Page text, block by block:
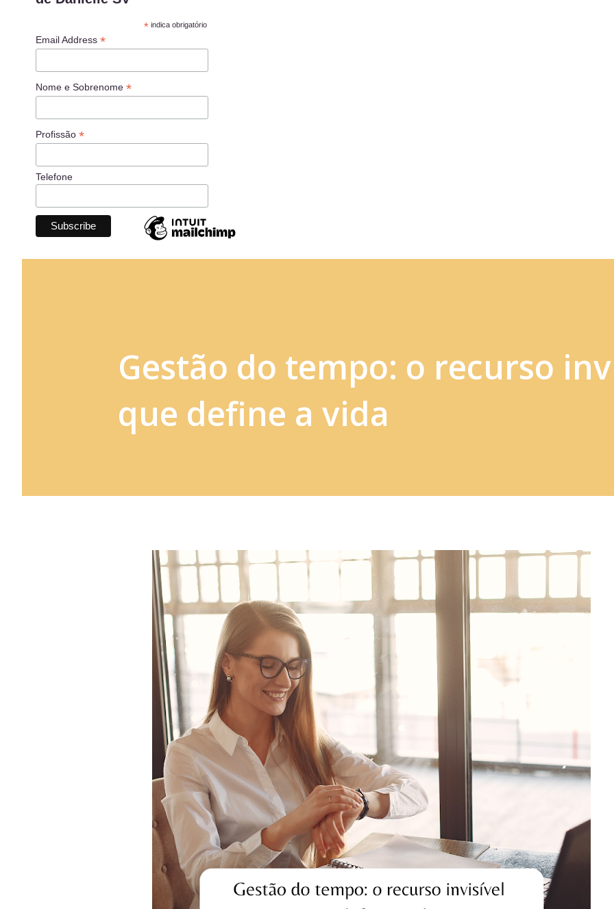
*indica obrigatório
Email Address *
Nome e Sobrenome *
Profissão *
Telefone
Gestão do tempo: o recurso
que define a vida